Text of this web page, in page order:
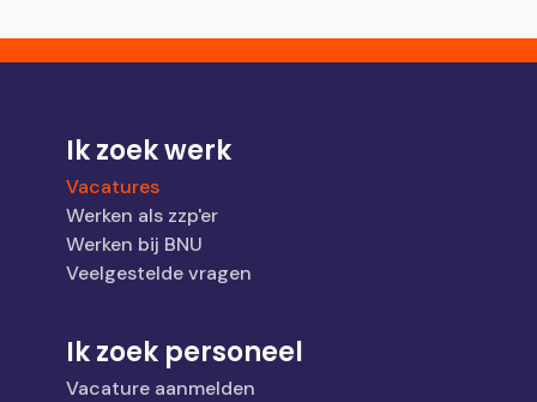
Ik zoek werk
Vacatures
Werken als zzp'er
Werken bij BNU
Veelgestelde vragen
Ik zoek personeel
Vacature aanmelden